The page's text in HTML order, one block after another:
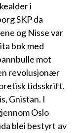
i
SKP da
og Nisse var
bok med
mot
revolusjonær
tidsskrift,
Gnistan. I
Oslo
blei bestyrt av